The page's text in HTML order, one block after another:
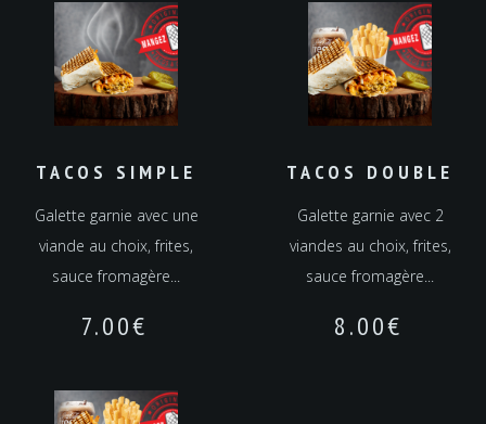
TACOS SIMPLE
Galette garnie avec une
viande au choix, frites,
sauce fromagère...
7.00€
TACOS DOUBLE
Galette garnie avec 2
viandes au choix, frites,
sauce fromagère...
8.00€